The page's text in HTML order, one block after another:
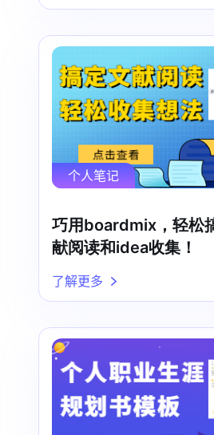
个人笔记
巧用boardmix，轻松
献阅读和idea收集！
了解更多